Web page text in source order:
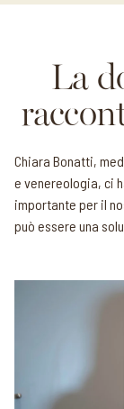
La
Chiara Bonatti,
e venereologia, ci
importante per il
può essere una